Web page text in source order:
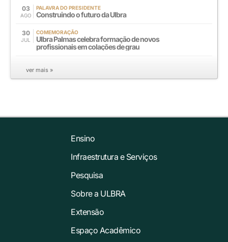
03
AGO
PALAVRA DO PRESIDENTE
Construindo o futuro da Ulbra
30
JUL
COMEMORAÇÃO
Ulbra Palmas celebra formação de novos
profissionais em colações de grau
ver mais »
Ensino
Infraestrutura e Serviços
Pesquisa
Sobre a ULBRA
Extensão
Espaço Acadêmico